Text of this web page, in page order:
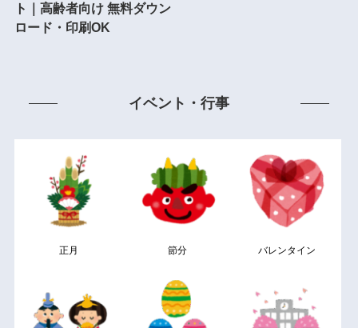
ト｜高齢者向け 無料ダウン
ロード・印刷OK
イベント・行事
正月 節分 バレンタイン